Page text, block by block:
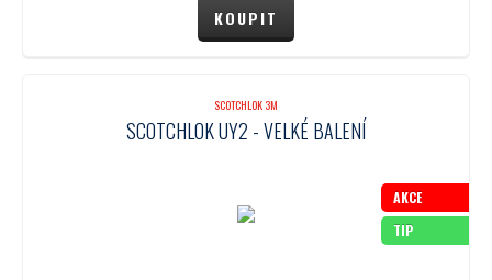
SCOTCHLOK 3M
SCOTCHLOK UY2 - VELKÉ BALENÍ
AKCE
TIP